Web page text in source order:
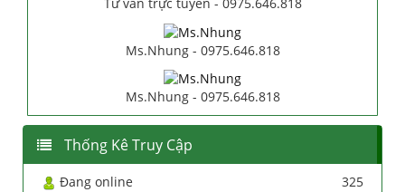
Ms.Nhung - 0975.646.818
Ms.Nhung - 0975.646.818
Thống Kê Truy Cập
Đang online 325